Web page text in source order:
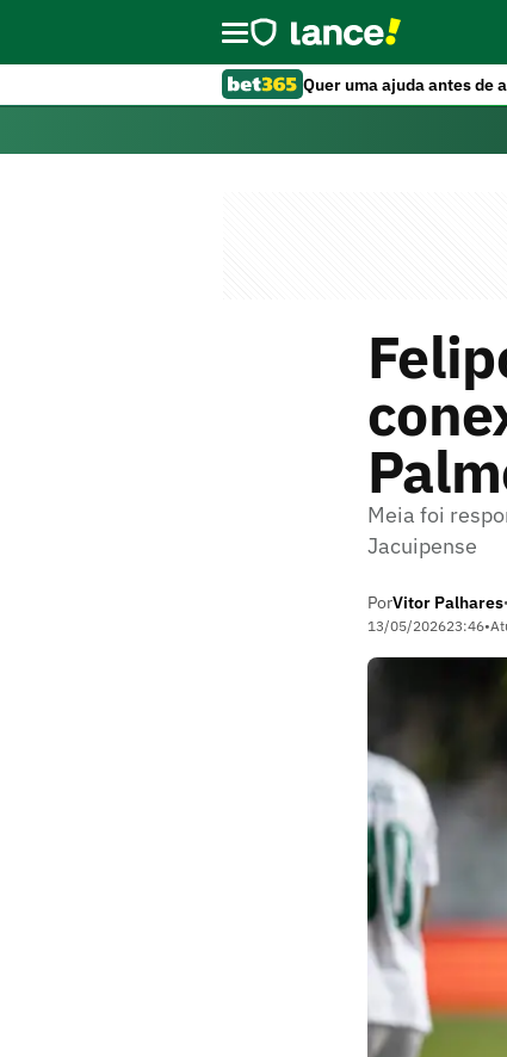
Quer uma ajuda antes de
Meia foi
Jacuipense
PorVitor Palhares•
13/05/202623:46•